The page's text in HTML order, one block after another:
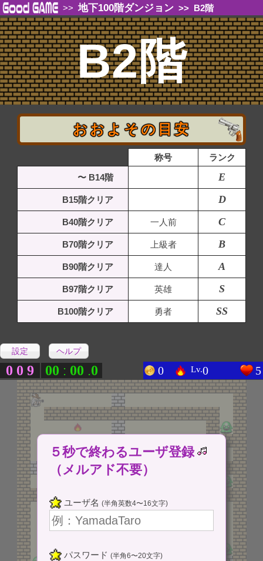
>> 地下100階ダンジョン >> B2階
B2階
おおよその目安
称号
ランク
〜 B14階
E
B15階クリア D
B40階クリア 一人前 C
B70階クリア 上級者 B
B90階クリア 達人 A
B97階クリア 英雄 S
B100階クリア 勇者 SS
設定 ヘルプ
0 0 9 00 : 00 .0 0 Lv.0 5
５秒で終わるユーザ登録
（メルアド不要）
ユーザ名 (半角英数4〜16文字)
パスワード (半角6〜20文字)